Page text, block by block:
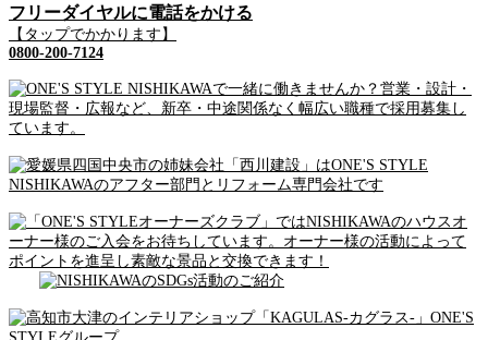
フリーダイヤルに電話をかける
【タップでかかります】
0800-200-7124